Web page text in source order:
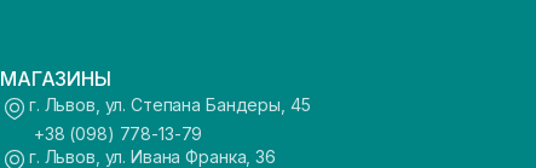
МАГАЗИНЫ
г. Львов, ул. Степана Бандеры, 45
+38 (098) 778-13-79
г. Львов, ул. Ивана Франка, 36